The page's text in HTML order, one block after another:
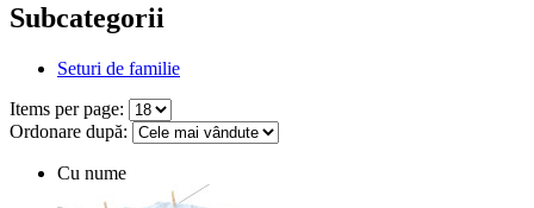
Subcategorii
Seturi de familie
Items per page:
Ordonare după:
Cu nume